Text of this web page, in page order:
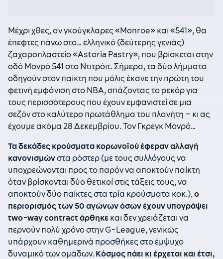
Μέχρι χθες, αν γκούγκλαρες «Monroe» και «541», θα
έπεφτες πάνω στo… ελληνικό (δεύτερης γενιάς)
ζαχαροπλαστείο «Astoria Pastry», που βρίσκεται στην
οδό Μονρό 541 στο Ντιτρόιτ. Σήμερα, τα δύο λήμματα
οδηγούν στον παίκτη που μόλις έκανε την πρώτη του
φετινή εμφάνιση στο ΝΒΑ, σπάζοντας το ρεκόρ για
τους περισσότερους που έχουν εμφανιστεί σε μια
σεζόν στο καλύτερο πρωτάθλημα του πλανήτη – κι ας
έχουμε ακόμα 28 Δεκεμβρίου. Τον Γκρεγκ Μονρό…
Τα δεκάδες κρούσματα κορωνοϊού έφεραν αλλαγή
κανονισμώνστα ρόστερ (με τους συλλόγους να
υποχρεώνονται προς το παρόν να αποκτούν παίκτη
όταν βρίσκονται δύο θετικοί στις τάξεις τους, να
αποκτούν δύο παίκτες στα τρία κρούσματα κοκ.), ο
περιορισμός των 50 αγώνων όσων έχουν υπογράψει
two-way contract άρθηκε και δεν χρειάζεται να
περνούν πολύ χρόνο στην G-League, γενικώς
υπάρχουν καθημερινά προσθήκες στο έμψυχο
δυναμικό των ομάδων. Κόσμος πάει κι έρχεται και έτσι,